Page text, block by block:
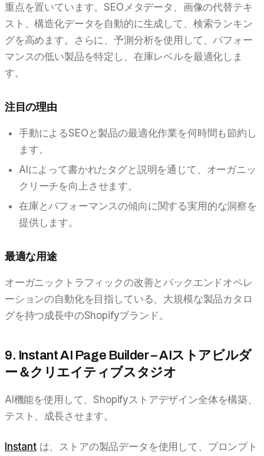
重点を置いています。SEOメタデータ、画像の代替テキ
スト、構造化データを自動的に生成して、検索ランキン
グを高めます。さらに、予測分析を使用して、パフォー
マンスの低い製品を特定し、在庫レベルを最適化しま
す。
注目の理由
手動によるSEOと製品の最適化作業を何時間も節約し
ます。
AIによって書かれたタグと説明を通じて、オーガニッ
クリーチを向上させます。
在庫とパフォーマンスの傾向に関する実用的な洞察を
提供します。
最適な用途
オーガニックトラフィックの改善とバックエンドオペレ
ーションの自動化を目指している、大規模な製品カタロ
グを持つ成長中のShopifyブランド。
9. Instant AI Page Builder – AIストアビルダ
ー＆クリエイティブスタジオ
AI機能を使用して、Shopifyストアデザイン全体を構築、
テスト、成長させます。
Instantは、ストアの製品データを使用して、プロンプト